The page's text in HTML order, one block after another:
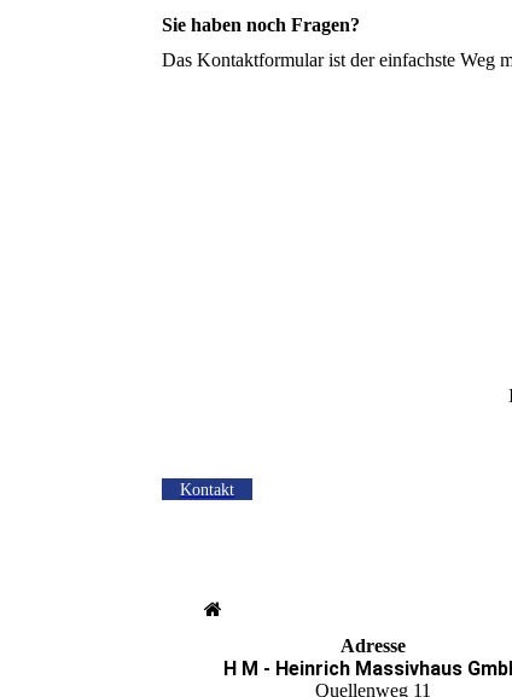
Sie haben noch Fragen?
Das Kontaktformular ist der einfachste Weg
Kontakt
Adresse
H M - Heinrich Massivhaus
Quellenweg 11